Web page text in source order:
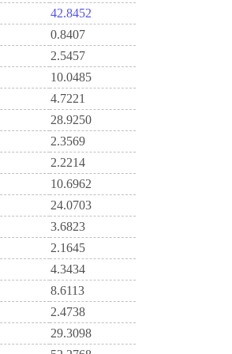
42.8452
0.8407
2.5457
10.0485
4.7221
28.9250
2.3569
2.2214
10.6962
24.0703
3.6823
2.1645
4.3434
8.6113
2.4738
29.3098